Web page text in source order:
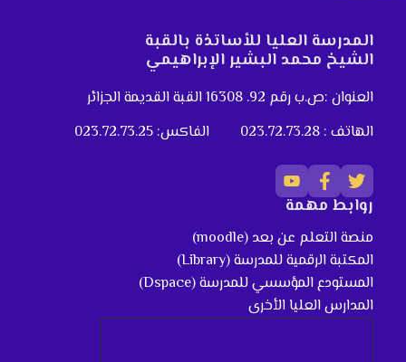
المدرسة العليا للأساتذة بالقبة
الشيخ محمد البشير الإبراهيمي
العنوان :ص.ب رقم 92. 16308 القبة القديمة الجزائر
الهاتف : 023.72.73.28
الفاكس: 023.72.73.25
روابط مهمة
منصة التعلم عن بعد (moodle)
المكتبة الرقمية للمدرسة (Library)
المستودع المؤسسي للمدرسة (Dspace)
المدارس العليا الأخرى